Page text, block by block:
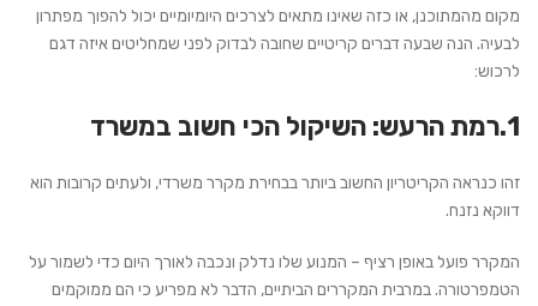
מקום מהמתוכנן, או כזה שאינו מתאים לצרכים היומיומיים יכול להפוך מפתרון
לבעיה. הנה שבעה דברים קריטיים שחובה לבדוק לפני שמחליטים איזה דגם
לרכוש:
1.רמת הרעש: השיקול הכי חשוב במשרד
זהו כנראה הקריטריון החשוב ביותר בבחירת מקרר משרדי, ולעתים קרובות הוא
דווקא נזנח.
המקרר פועל באופן רציף – המנוע שלו נדלק ונכבה לאורך היום כדי לשמור על
הטמפרטורה. במרבית המקררים הביתיים, הדבר לא מפריע כי הם ממוקמים